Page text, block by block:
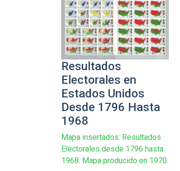
Resultados
Electorales en
Estados Unidos
Desde 1796 Hasta
1968
Mapa insertados: Resultados
Electorales desde 1796 hasta
1968. Mapa producido en 1970.